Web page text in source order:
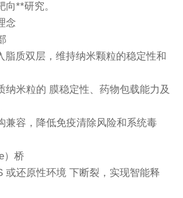
向**研究。
念
脂质双层，维持纳米颗粒的稳定性和
纳米粒的 膜稳定性、药物包载能力及
兼容，降低免疫清除风险和系统毒
）桥
或还原性环境 下断裂，实现智能释